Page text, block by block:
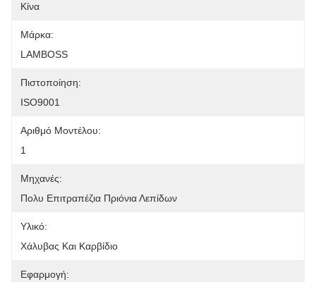
Κίνα
Μάρκα:
LAMBOSS
Πιστοποίηση:
ISO9001
Αριθμό Μοντέλου:
1
Μηχανές:
Πολυ Επιτραπέζια Πριόνια Λεπίδων
Υλικό:
Χάλυβας Και Καρβίδιο
Εφαρμογή: